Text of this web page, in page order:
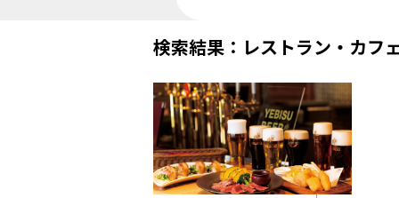
検索結果：レストラン・カフ